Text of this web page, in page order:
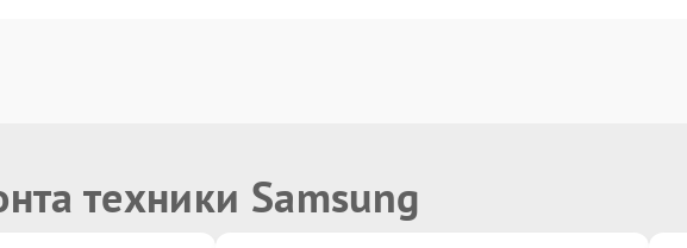
техники Samsung